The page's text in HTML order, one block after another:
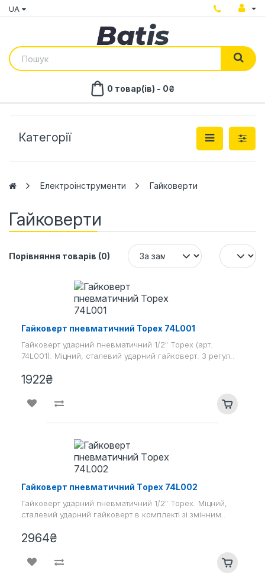
UA
0 товар(ів) - 0₴
Категорії
Електроінструменти Гайковерти
Гайковерти
Порівняння товарів (0)
Гайковерт пневматичний Topex 74L001
Гайковерт ударний пневматичний 1/2" Topex (арт.
74L001). Міцний, сталевий ударний гайковерт. З регул..
1922₴
Гайковерт пневматичний Тopex 74L002
Гайковерт ударний пневматичний 1/2" Topex. Міцний,
сталевий ударний гайковерт в комплекті зі змінним..
2964₴